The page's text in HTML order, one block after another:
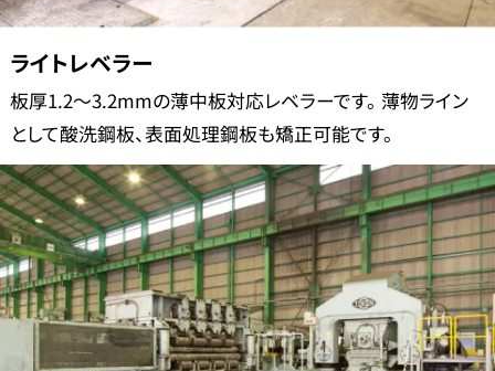
ライトレベラー
板厚1.2～3.2mmの薄中板対応レベラーです。 薄物ライン
として酸洗鋼板、表面処理鋼板も矯正可能です。